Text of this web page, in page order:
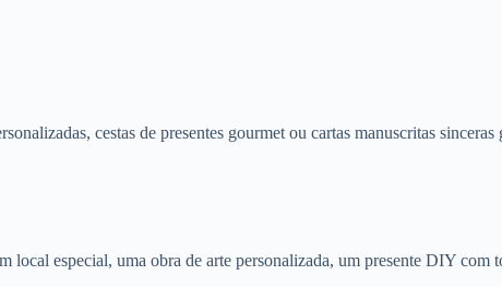
cestas de presentes gourmet ou cartas manuscritas
especial, uma obra de arte personalizada, um presente DIY com